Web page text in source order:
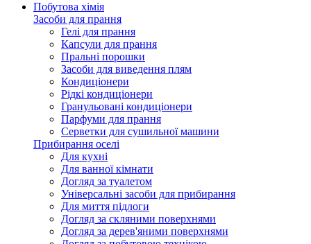
Побутова хімія
Засоби для прання
Гелі для прання
Капсули для прання
Пральні порошки
Засоби для виведення плям
Кондиціонери
Рідкі кондиціонери
Гранульовані кондиціонери
Парфуми для прання
Серветки для сушильної машини
Прибирання оселі
Для кухні
Для ванної кімнати
Догляд за туалетом
Універсальні засоби для прибирання
Для миття підлоги
Догляд за скляними поверхнями
Догляд за дерев'яними поверхнями